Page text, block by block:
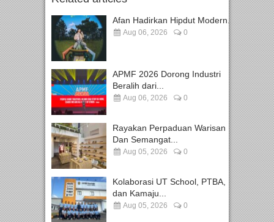
Afan Hadirkan Hipdut Modern...
Aug 06, 2026 0
APMF 2026 Dorong Industri
Beralih dari...
Aug 06, 2026 0
Rayakan Perpaduan Warisan
Dan Semangat...
Aug 05, 2026 0
Kolaborasi UT School, PTBA,
dan Kamaju...
Aug 05, 2026 0